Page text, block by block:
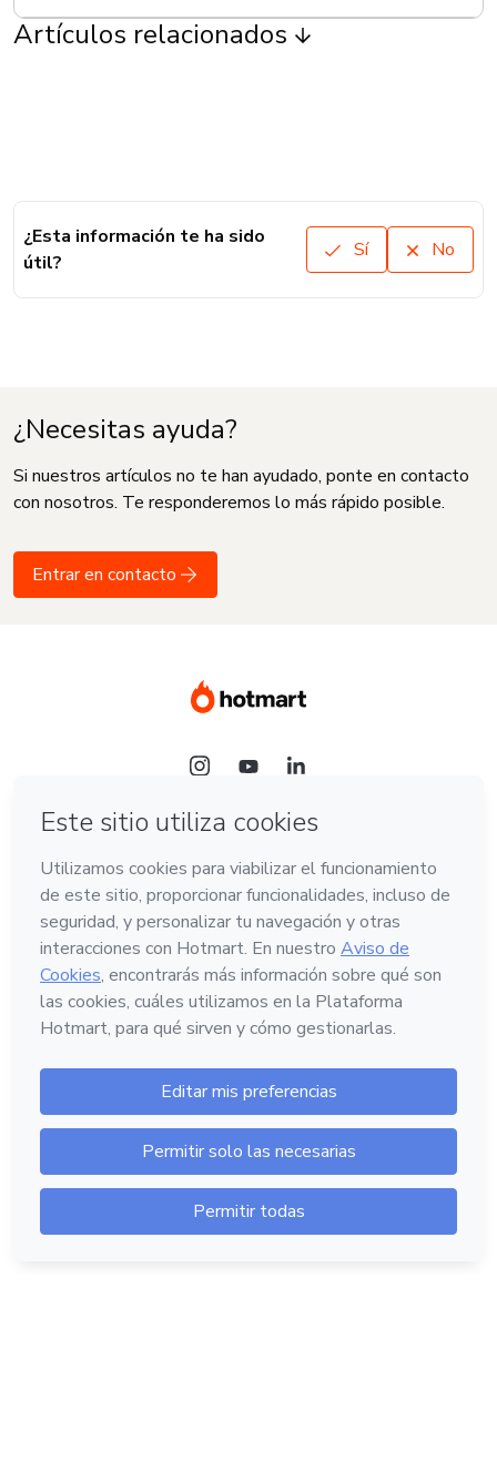
Artículos relacionados
¿Esta información te ha sido
útil?
Sí No
¿Necesitas ayuda?
Si nuestros artículos no te han ayudado, ponte en contacto
con nosotros. Te responderemos lo más rápido posible.
Entrar en contacto
Idioma
Español
Hotmart — 2011-2026 © Todos los derechos
reservados